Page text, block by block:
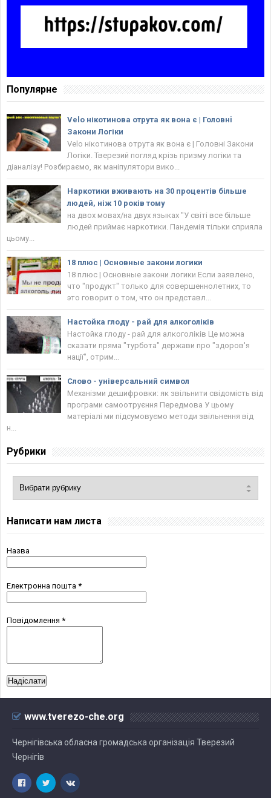
Популярне
Velo нікотинова отрута як вона є | Головнi
Закони Логіки
Velo нікотинова отрута як вона є | Головнi Закони
Логіки. Тверезий погляд крізь призму логіки та
діаналізу! Розбираємо, як маніпулятори вико...
Наркотики вживають на 30 процентів більше
людей, ніж 10 років тому
на двох мовах/на двух языках "У світі все більше
людей приймає наркотики. Пандемія тільки сприяла
цьому...
18 плюс | Основные закони логики
18 плюс | Основные закони логики Если заявлено,
что "продукт" только для совершеннолетних, то
это говорит о том, что он представл...
Настойка глоду - рай для алкоголіків
Настойка глоду - рай для алкоголіків Це можна
сказати пряма "турбота" держави про "здоров'я
нації", отрим...
Слово - універсальний символ
Механізми дешифровки: як звільнити свідомість від
програми самоотруєння Передмова У цьому
матеріалі ми підсумовуємо методи звільнення від
н...
Рубрики
Написати нам листа
Назва
Електронна пошта *
Повідомлення *
www.tverezo-che.org
Чернігівська обласна громадська організація Тверезий
Чернігів